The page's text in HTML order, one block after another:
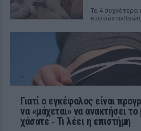
Τα 4
ευφυών
Γιατί ο εγκέφαλος είναι
να «μάχεται» να ανακτήσει
χάσατε ‑ Τι λέει η επιστήμη